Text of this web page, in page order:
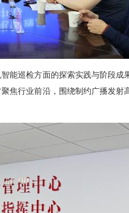
能巡检方面的探索实践与阶段
焦行业前沿，围绕制约广播发